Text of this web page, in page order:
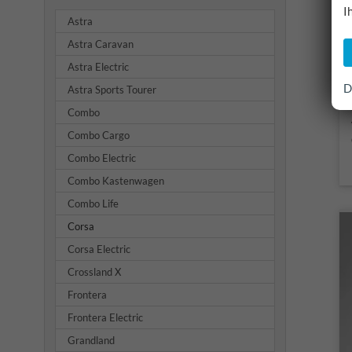
Astra
Astra Caravan
Astra Electric
Astra Sports Tourer
Combo
Combo Cargo
Combo Electric
Combo Kastenwagen
Combo Life
Corsa
Corsa Electric
Crossland X
Frontera
Frontera Electric
Grandland